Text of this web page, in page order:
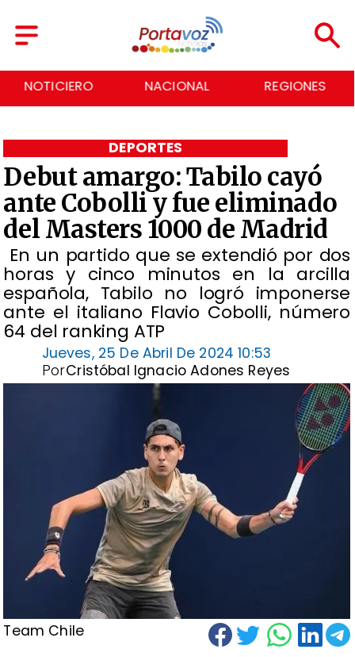
NACIONAL REGIONES ECONOMÍA
Debut amargo: Tabilo cayó
ante Cobolli y fue eliminado
del Masters 1000 de Madrid
​ En un partido que se extendió por dos
horas y cinco minutos en la arcilla
española, Tabilo no logró imponerse
ante el italiano Flavio Cobolli, número
64 del ranking ATP
DEPORTES
Jueves, 25 De Abril De 2024 10:53
Cristóbal Ignacio Adones Reyes
Por
Team Chile